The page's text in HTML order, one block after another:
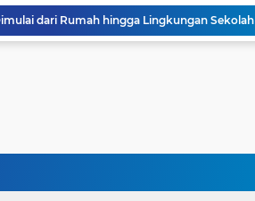
dari Rumah hingga Lingkungan Sekolah
Jembatan Buatan Personel TMMD 129
Fase Finishing Sebelum Diserahkan